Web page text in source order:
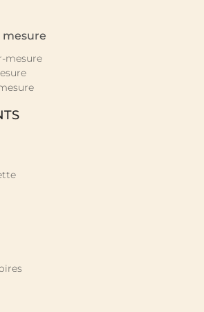
mesure
mesure